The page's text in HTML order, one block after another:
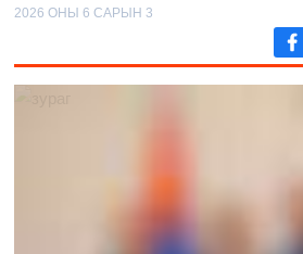
2026 ОНЫ 6 САРЫН 3